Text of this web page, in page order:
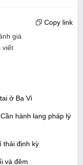
Copy link
giá
viết
ở Ba Vì
hành lang pháp lý
thải định kỳ
và đêm